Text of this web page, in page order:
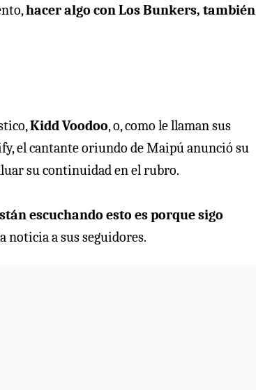
hacer algo con Los Bunkers, también
Kidd Voodoo, o, como le llaman sus
el cantante oriundo de Maipú anunció su
su continuidad en el rubro.
escuchando esto es porque sigo
noticia a sus seguidores.